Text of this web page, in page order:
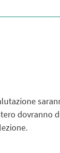
dovranno